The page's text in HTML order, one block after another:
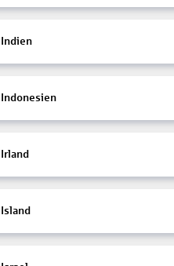
Indien
Indonesien
Irland
Island